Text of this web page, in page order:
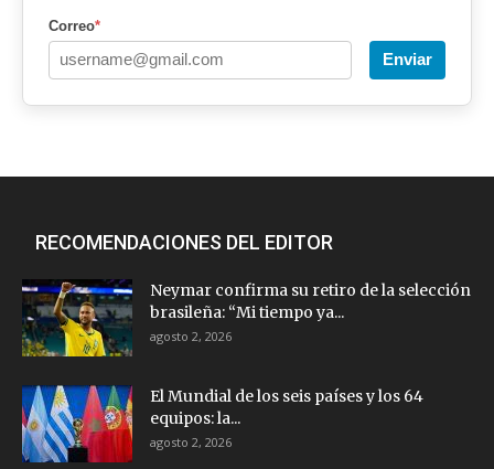
Correo*
Enviar
RECOMENDACIONES DEL EDITOR
Neymar confirma su retiro de la selección
brasileña: “Mi tiempo ya...
agosto 2, 2026
El Mundial de los seis países y los 64
equipos: la...
agosto 2, 2026